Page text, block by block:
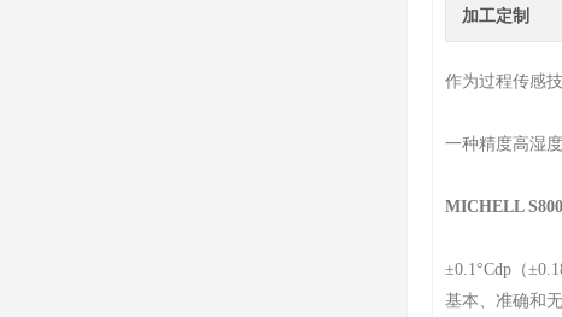
加工定制
作为过程传感
一种精度高湿
MICHELL
±0.1°Cdp（
基本、准确和